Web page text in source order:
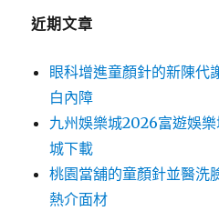
近期文章
眼科增進童顏針的新陳代
白內障
九州娛樂城2026富遊娛
城下載
桃園當舖的童顏針並醫洗
熱介面材